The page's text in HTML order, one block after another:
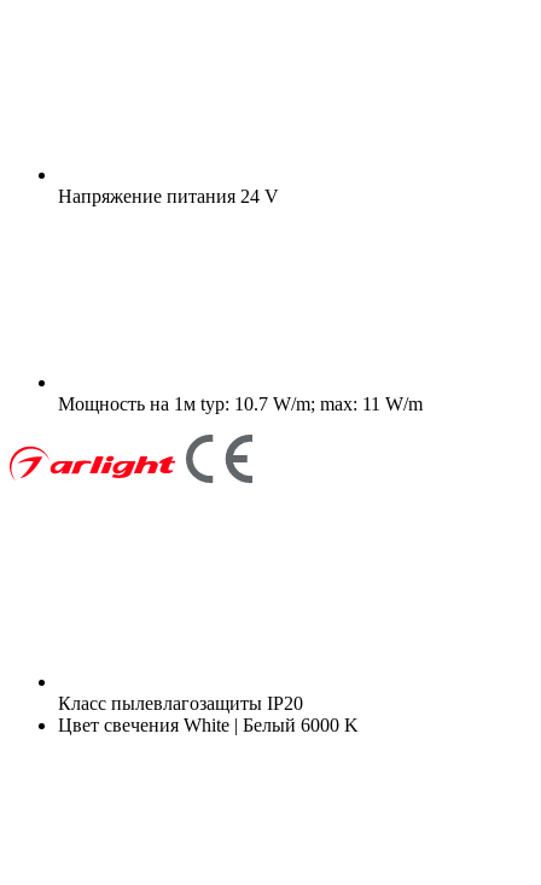
Напряжение питания 24 V
Мощность на 1м typ: 10.7 W/m; max: 11 W/m
Класс пылевлагозащиты IP20
Цвет свечения White | Белый 6000 K